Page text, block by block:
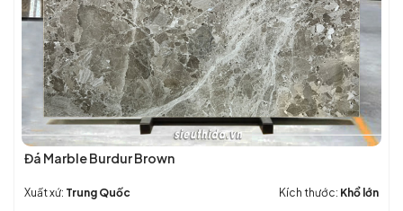
Hợp
Lý
Đá Marble Burdur Brown
Xuất xứ: Trung Quốc Kích thước: Khổ lớn